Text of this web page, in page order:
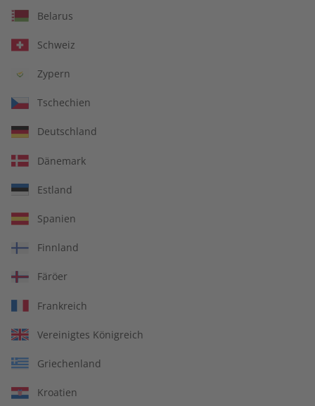
Deutsch perfekt
Magazin – Jahrgang 2025
€ 99,90
Belarus
Schweiz
Zypern
Tschechien
Deutschland
Dänemark
Estland
Spanien
Finnland
Färöer
Frankreich
Vereinigtes Königreich
Griechenland
Kroatien